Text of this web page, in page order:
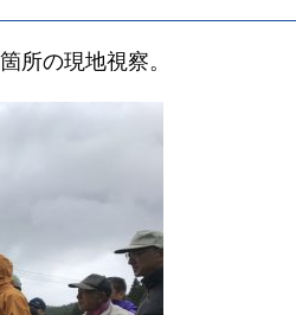
所の現地視察。